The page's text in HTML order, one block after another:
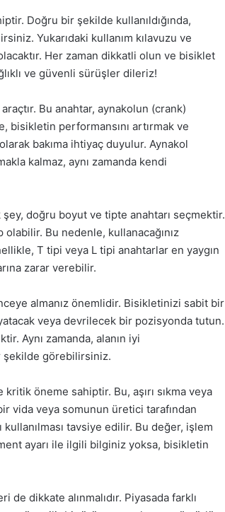
Doğru bir şekilde kullanıldığında,
Yukarıdaki kullanım kılavuzu ve
Her zaman dikkatli olun ve bisiklet
ve güvenli sürüşler dileriz!
Bu anahtar, aynakolun (crank)
bisikletin performansını artırmak ve
bakıma ihtiyaç duyulur. Aynakol
kalmaz, aynı zamanda kendi
doğru boyut ve tipte anahtarı seçmektir.
Bu nedenle, kullanacağınız
T tipi veya L tipi anahtarlar en yaygın
zarar verebilir.
almanız önemlidir. Bisikletinizi sabit bir
veya devrilecek bir pozisyonda tutun.
Aynı zamanda, alanın iyi
şekilde görebilirsiniz.
öneme sahiptir. Bu, aşırı sıkma veya
vida veya somunun üretici tarafından
tavsiye edilir. Bu değer, işlem
ayarı ile ilgili bilginiz yoksa, bisikletin
de dikkate alınmalıdır. Piyasada farklı